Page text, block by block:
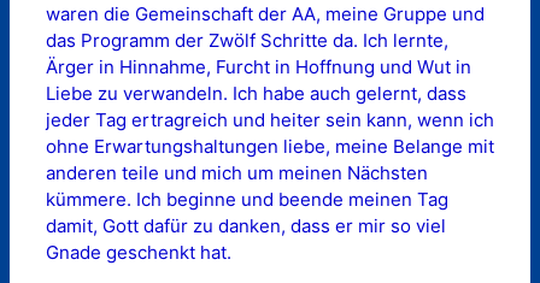
waren die Gemeinschaft der AA, meine Gruppe und
das Programm der Zwölf Schritte da. Ich lernte,
Ärger in Hinnahme, Furcht in Hoffnung und Wut in
Liebe zu verwandeln. Ich habe auch gelernt, dass
jeder Tag ertragreich und heiter sein kann, wenn ich
ohne Erwartungshaltungen liebe, meine Belange mit
anderen teile und mich um meinen Nächsten
kümmere. Ich beginne und beende meinen Tag
damit, Gott dafür zu danken, dass er mir so viel
Gnade geschenkt hat.